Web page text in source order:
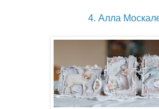
4. Алла